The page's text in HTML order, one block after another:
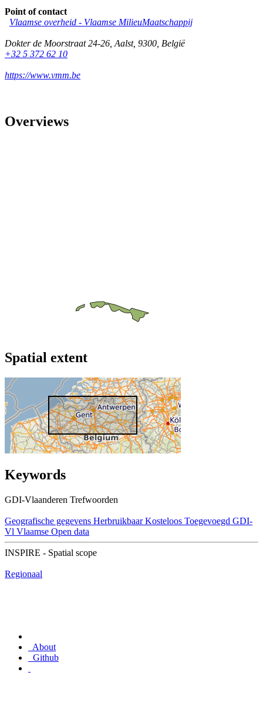
Point of contact
Vlaamse overheid - Vlaamse MilieuMaatschappij
Dokter de Moorstraat 24-26 Aalst, 9300 België
+32 5 372 62 10
https://www.vmm.be
Overviews
Spatial extent
Keywords
GDI-Vlaanderen Trefwoorden
Geografische gegevens Herbruikbaar Kosteloos Toegevoegd GDI-
Vl Vlaamse Open data
INSPIRE - Spatial scope
Regionaal
About
Github